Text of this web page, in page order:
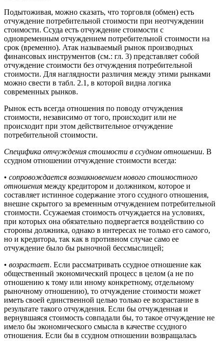
Подытоживая, можно сказать, что торговля (обмен) есть
отчуждение потребительной стоимости при неотчуждении
стоимости. Ссуда есть отчуждение стоимости с
одновременным отчуждением потребительной стоимости на
срок (временно). Атак называемый рынок производных
финансовых инструментов (см.: гл. 3) представляет собой
отчуждение стоимости без отчуждения потребительной
стоимости. Для наглядности различия между этими рынками
можно свести в табл. 2.1, в которой видна логика
современных рынков.
Рынок есть всегда отношения по поводу отчуждения
стоимости, независимо от того, происходит или не
происходит при этом действительное отчуждение
потребительной стоимости.
Специфика отчуждения стоимости в ссудном отношении. В
ссудном отношении отчуждение стоимости всегда:
• сопровождается возникновением нового стоимостного
отношения между кредитором и должником, которое и
составляет истинное содержание этого ссудного отношения,
внешне скрытого за временным отчуждением потребительной
стоимости. Ссужаемая стоимость отчуждается на условиях,
при которых она обязательно подвергается воздействию со
стороны должника, однако в интересах не только его самого,
но и кредитора, так как в противном случае само ее
отчуждение было бы рыночной бессмыслицей;
• возрастает. Если рассматривать ссудное отношение как
общественный экономический процесс в целом (а не по
отношению к тому или иному конкретному, отдельному
рыночному отношению), то отчуждение стоимости может
иметь своей единственной целью только ее возрастание в
результате такого отчуждения. Если бы отчужденная и
вернувшаяся стоимость совпадали бы, то такое отчуждение не
имело бы экономического смысла в качестве ссудного
отношения. Если бы в ссудном отношении возвращалась